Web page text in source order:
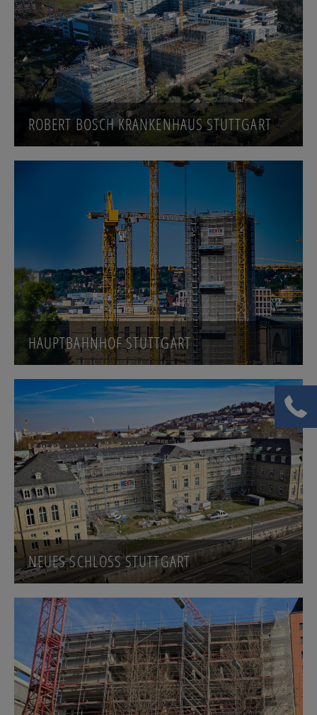
ROBERT BOSCH KRANKENHAUS STUTTGART
HAUPTBAHNHOF STUTTGART
NEUES SCHLOSS STUTTGART